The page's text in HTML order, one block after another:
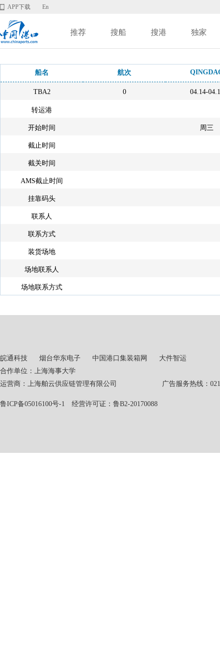
APP下载 En
推荐 搜船 搜港 独家
船名 航次
TBA2 0 04.14-
转运港
开始时间 周三
截止时间
截关时间
AMS截止时间
挂靠码头
联系人
联系方式
装货场地
场地联系人
场地联系方式
皖通科技 烟台华东电子 中国港口集装箱网
大件智运
合作单位：上海海事大学
运营商：上海舶云供应链管理有限公司 广告服务热线：021-
鲁ICP备05016100号-1 经营许可证：鲁B2-20170088